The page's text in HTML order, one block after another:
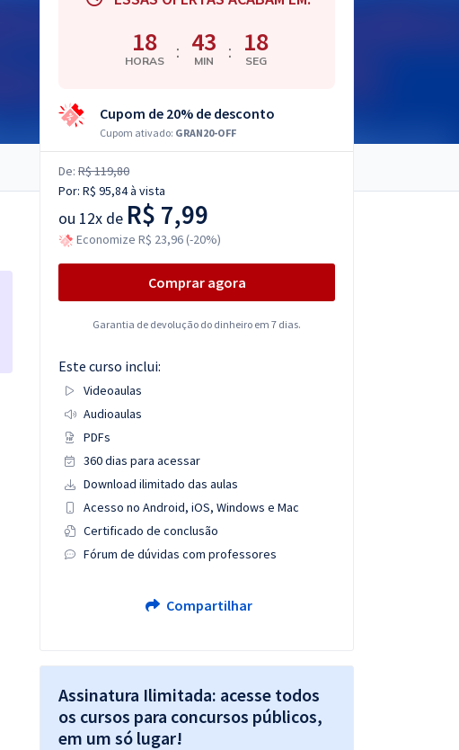
18
HORAS : 43
MIN : 17
SEG
Cupom de 20% de desconto
Cupom ativado: GRAN20-OFF
De: R$ 119,80
Por: R$ 95,84à vista
ou 12x de R$ 7,99
Economize R$ 23,96 (-20%)
Comprar agora
Garantia de devolução do dinheiro em 7 dias.
Este curso inclui:
Videoaulas
Audioaulas
PDFs
360 dias para acessar
Download ilimitado das aulas
Acesso no Android, iOS, Windows e Mac
Certificado de conclusão
Fórum de dúvidas com professores
Compartilhar
Assinatura Ilimitada: acesse todos
os cursos para concursos públicos,
em um só lugar!